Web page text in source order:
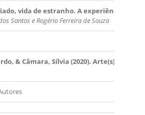
vida de estranho. A experiência
Santos e Rogério Ferreira de Souza
& Câmara, Sílvia (2020). Arte(s)